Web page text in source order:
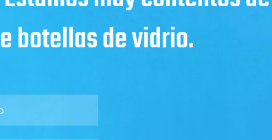
botellas de vidrio.